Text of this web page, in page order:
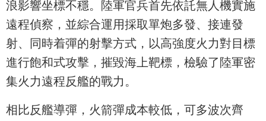
浪影響坐標不穩。陸軍官兵首先依託無人機實施
遠程偵察，並綜合運用採取單炮多發、接連發
射、同時着彈的射擊方式，以高強度火力對目標
進行飽和式攻擊，摧毀海上靶標，檢驗了陸軍密
集火力遠程反艦的戰力。
相比反艦導彈，火箭彈成本較低，可多波次齊